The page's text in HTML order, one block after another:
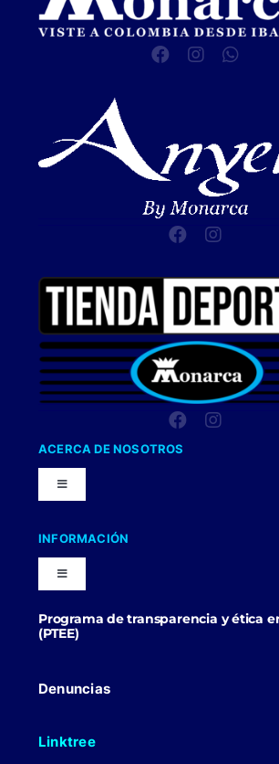
ACERCA DE NOSOTROS
Toggle
Navigation
Nuestra Compañia
Trabaja con nosotros
INFORMACIÓN
Toggle
Navigation
Blog
Politicas Comerciales
Programa de transparencia y ética
(PTEE)
Denuncias
Linktree